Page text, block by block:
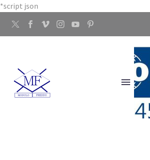
*script json